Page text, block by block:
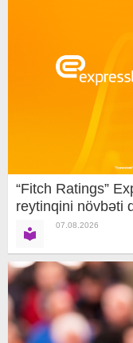
“Fitch Ratings”
reytinqini növbəti
07.08.2026